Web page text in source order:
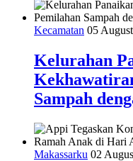
Kecamatan 05
Kelurahan
Sampah
Makassarku 02